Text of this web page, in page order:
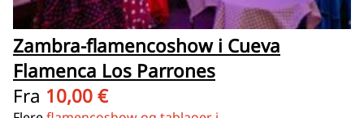
Zambra-flamencoshow i Cueva
Flamenca Los Parrones
Fra 10,00 €